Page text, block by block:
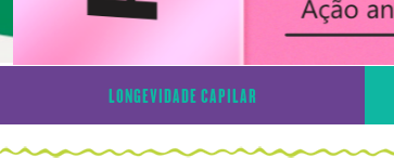
LONGEVIDADE CAPILAR